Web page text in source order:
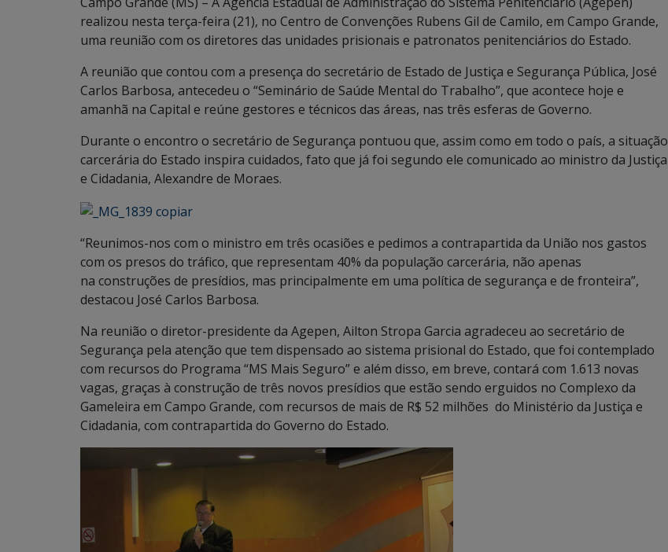
realizou nesta terça-feira (21), no Centro de Convenções Rubens Gil de Camilo, em Campo Grande,
uma reunião com os diretores das unidades prisionais e patronatos penitenciários do Estado.
A reunião que contou com a presença do secretário de Estado de Justiça e Segurança Pública, José
Carlos Barbosa, antecedeu o “Seminário de Saúde Mental do Trabalho”, que acontece hoje e
amanhã na Capital e reúne gestores e técnicos das áreas, nas três esferas de Governo.
Durante o encontro o secretário de Segurança pontuou que, assim como em todo o país, a situação
carcerária do Estado inspira cuidados, fato que já foi segundo ele comunicado ao ministro da Justiça
e Cidadania, Alexandre de Moraes.
“Reunimos-nos com o ministro em três ocasiões e pedimos a contrapartida da União nos gastos
com os presos do tráfico, que representam 40% da população carcerária, não apenas
na construções de presídios, mas principalmente em uma política de segurança e de fronteira”,
destacou José Carlos Barbosa.
Na reunião o diretor-presidente da Agepen, Ailton Stropa Garcia agradeceu ao secretário de
Segurança pela atenção que tem dispensado ao sistema prisional do Estado, que foi contemplado
com recursos do Programa “MS Mais Seguro” e além disso, em breve, contará com 1.613 novas
vagas, graças à construção de três novos presídios que estão sendo erguidos no Complexo da
Gameleira em Campo Grande, com recursos de mais de R$ 52 milhões do Ministério da Justiça e
Cidadania, com contrapartida do Governo do Estado.